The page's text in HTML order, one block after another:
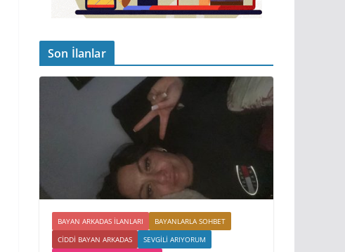
Son İlanlar
BAYAN ARKADAS ILANLARI
BAYANLARLA SOHBET
CIDDI BAYAN ARKADAS
SEVGILI ARIYORUM